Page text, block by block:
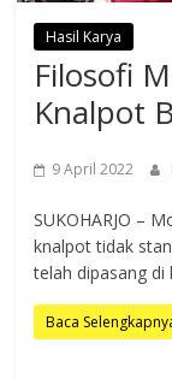
Hasil Karya
Filosofi
Knalpot
9 April 2022
SUKOHARJO –
knalpot tidak
telah dipasang di
Baca